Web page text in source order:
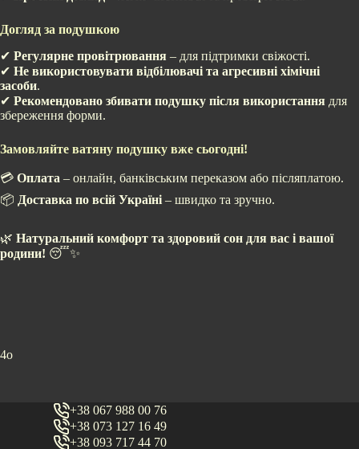
Догляд за подушкою
✔ Регулярне провітрювання – для підтримки свіжості.
✔ Не використовувати відбілювачі та агресивні хімічні
засоби.
✔ Рекомендовано збивати подушку після використання для
збереження форми.
Замовляйте ватяну подушку вже сьогодні!
💳 Оплата – онлайн, банківським переказом або післяплатою.
📦 Доставка по всій Україні – швидко та зручно.
🌿 Натуральний комфорт та здоровий сон для вас і вашої
родини! 😴✨
4o
+38 067 988 00 76
+38 073 127 16 49
+38 093 717 44 70